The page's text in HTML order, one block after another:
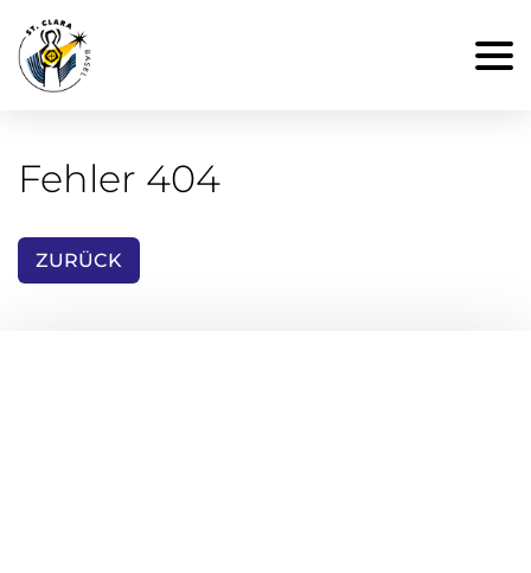
Fehler 404
ZURÜCK